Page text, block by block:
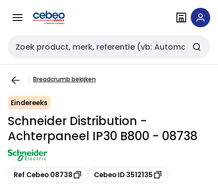
naar
naar
Zoekveld invoer
Breadcrumb bekijken
Eindereeks
Schneider Distribution -
Achterpaneel IP30 B800 - 08738
Kopiëren
Ref Cebeo 08738 Kopiëren
Cebeo ID 3512135